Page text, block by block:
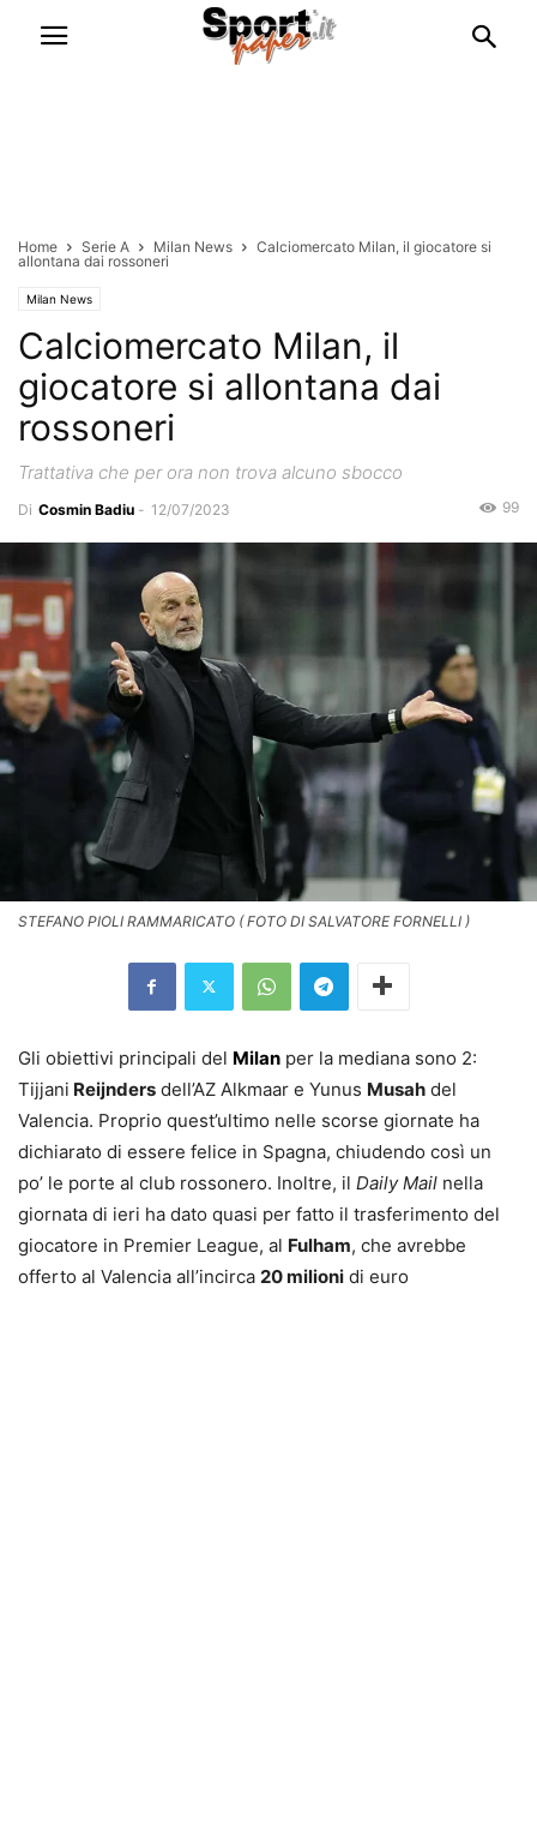
Home Serie A Milan News
Calciomercato Milan, il giocatore si
allontana dai rossoneri
Milan News
Calciomercato Milan, il
giocatore si allontana dai
rossoneri
Trattativa che per ora non trova alcuno sbocco
Di Cosmin Badiu - 12/07/2023 99
STEFANO PIOLI RAMMARICATO ( FOTO DI SALVATORE FORNELLI )
Gli obiettivi principali del Milan per la mediana sono 2:
Tijjani Reijnders dell’AZ Alkmaar e Yunus Musah del
Valencia. Proprio quest’ultimo nelle scorse giornate ha
dichiarato di essere felice in Spagna, chiudendo così un
po’ le porte al club rossonero. Inoltre, il Daily Mail nella
giornata di ieri ha dato quasi per fatto il trasferimento del
giocatore in Premier League, al Fulham, che avrebbe
offerto al Valencia all’incirca 20 milioni di euro